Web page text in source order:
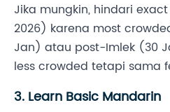
Jika mungkin, hindari
2026) karena most
Jan) atau post-Imlek (30
less crowded tetapi sama
3. Learn Basic Mandarin